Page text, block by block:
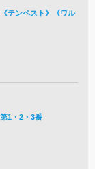
テンペスト》《ワル
1・2・3番